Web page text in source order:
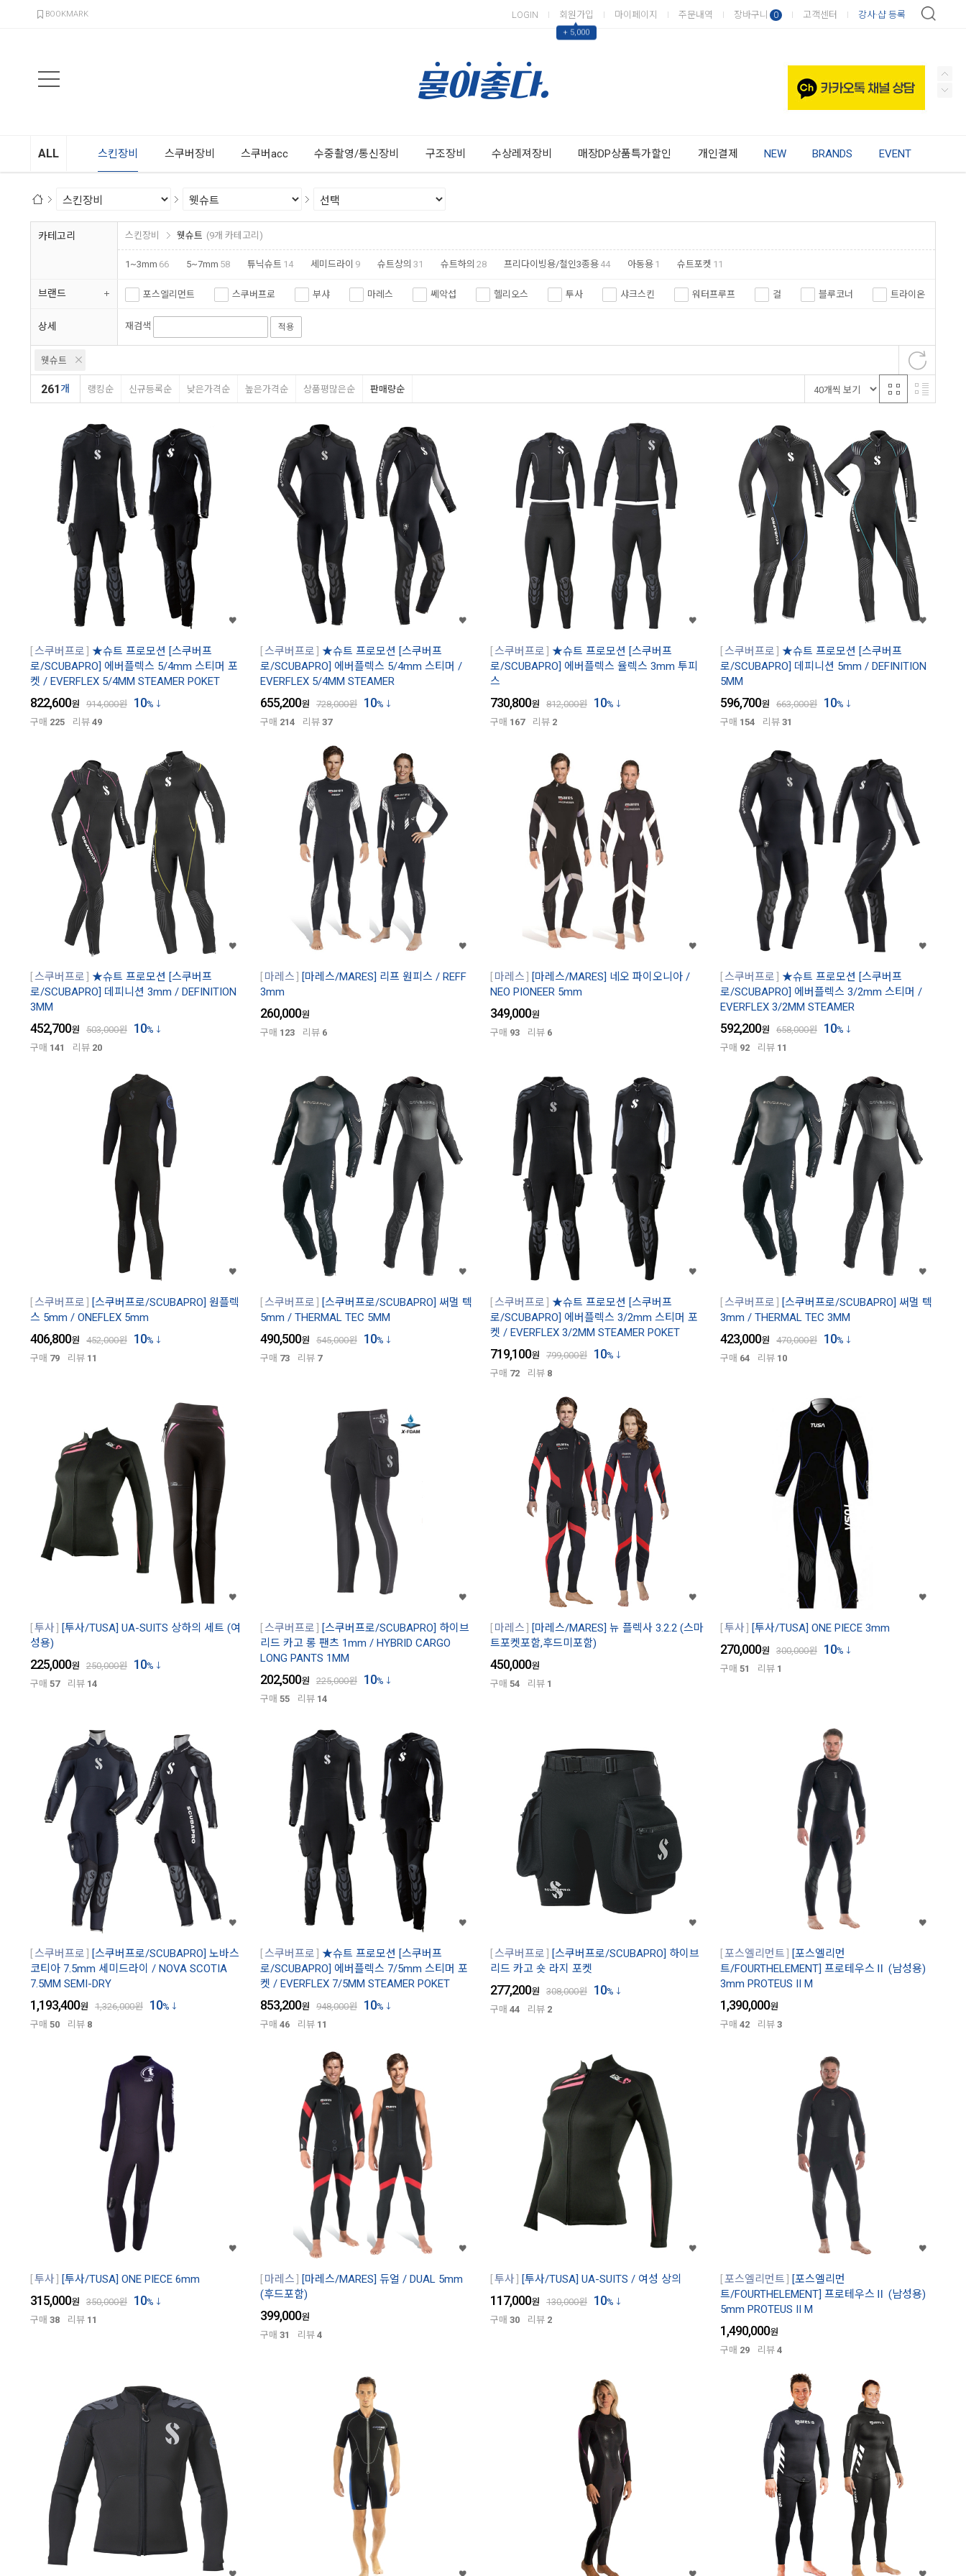
BOOKMARK LOGIN 회원가입
▲
+ 5,000
마이페이지 주문내역 장바구니 0 고객센터 강사·샵 등록
ALL 스킨장비 스쿠버장비 스쿠버acc 수중촬영/통신장비 구조장비 수상레져장비 매장DP상품특가할인 개인결제 NEW BRANDS EVENT
카테고리 스킨장비 웻슈트 (9개 카테고리)
1~3mm 66 5~7mm 58 튜닉슈트 14 세미드라이 9 슈트상의 31 슈트하의 28 프리다이빙용/철인3종용 44 아동용 1 슈트포켓 11
브랜드 포스엘리먼트 스쿠버프로 부샤 마레스 쎄악섭 헬리오스 투사 샤크스킨 워터프루프 걸 블루코너 트라이온
크레시섭 오션테그 아르곤
타이푼 아쿠아나 딥씨
상세 재검색 적용
웻슈트
261개 랭킹순 신규등록순 낮은가격순 높은가격순 상품평많은순 판매량순
스쿠버프로
★슈트 프로모션 [스쿠버프
로/SCUBAPRO] 에버플렉스 5/4mm 스티머 포
켓 / EVERFLEX 5/4MM STEAMER POKET
822,600원 914,000원 10%
구매 225 리뷰 49
스쿠버프로
★슈트 프로모션 [스쿠버프
로/SCUBAPRO] 에버플렉스 5/4mm 스티머 /
EVERFLEX 5/4MM STEAMER
655,200원 728,000원 10%
구매 214 리뷰 37
스쿠버프로
★슈트 프로모션 [스쿠버프
로/SCUBAPRO] 에버플렉스 율렉스 3mm 투피
스
730,800원 812,000원 10%
구매 167 리뷰 2
스쿠버프로
★슈트 프로모션 [스쿠버프
로/SCUBAPRO] 데피니션 5mm / DEFINITION
5MM
596,700원 663,000원 10%
구매 154 리뷰 31
스쿠버프로
★슈트 프로모션 [스쿠버프
로/SCUBAPRO] 데피니션 3mm / DEFINITION
3MM
452,700원 503,000원 10%
구매 141 리뷰 20
마레스
[마레스/MARES] 리프 원피스 / REFF
3mm
260,000원
구매 123 리뷰 6
마레스
[마레스/MARES] 네오 파이오니아 /
NEO PIONEER 5mm
349,000원
구매 93 리뷰 6
스쿠버프로
★슈트 프로모션 [스쿠버프
로/SCUBAPRO] 에버플렉스 3/2mm 스티머 /
EVERFLEX 3/2MM STEAMER
592,200원 658,000원 10%
구매 92 리뷰 11
스쿠버프로
[스쿠버프로/SCUBAPRO] 원플렉
스 5mm / ONEFLEX 5mm
406,800원 452,000원 10%
구매 79 리뷰 11
스쿠버프로
[스쿠버프로/SCUBAPRO] 써멀 텍
5mm / THERMAL TEC 5MM
490,500원 545,000원 10%
구매 73 리뷰 7
스쿠버프로
★슈트 프로모션 [스쿠버프
로/SCUBAPRO] 에버플렉스 3/2mm 스티머 포
켓 / EVERFLEX 3/2MM STEAMER POKET
719,100원 799,000원 10%
구매 72 리뷰 8
스쿠버프로
[스쿠버프로/SCUBAPRO] 써멀 텍
3mm / THERMAL TEC 3MM
423,000원 470,000원 10%
구매 64 리뷰 10
투사
[투사/TUSA] UA-SUITS 상하의 세트 (여
성용)
225,000원 250,000원 10%
구매 57 리뷰 14
스쿠버프로
[스쿠버프로/SCUBAPRO] 하이브
리드 카고 롱 팬츠 1mm / HYBRID CARGO
LONG PANTS 1MM
202,500원 225,000원 10%
구매 55 리뷰 14
마레스
[마레스/MARES] 뉴 플렉사 3.2.2 (스마
트포켓포함,후드미포함)
450,000원
구매 54 리뷰 1
투사 [투사/TUSA] ONE PIECE 3mm
270,000원 300,000원 10%
구매 51 리뷰 1
스쿠버프로
[스쿠버프로/SCUBAPRO] 노바스
코티아 7.5mm 세미드라이 / NOVA SCOTIA
7.5MM SEMI-DRY
1,193,400원 1,326,000원 10%
구매 50 리뷰 8
스쿠버프로
★슈트 프로모션 [스쿠버프
로/SCUBAPRO] 에버플렉스 7/5mm 스티머 포
켓 / EVERFLEX 7/5MM STEAMER POKET
853,200원 948,000원 10%
구매 46 리뷰 11
스쿠버프로
[스쿠버프로/SCUBAPRO] 하이브
리드 카고 숏 라지 포켓
277,200원 308,000원 10%
구매 44 리뷰 2
포스엘리먼트
[포스엘리먼
트/FOURTHELEMENT] 프로테우스Ⅱ (남성용)
3mm PROTEUS II M
1,390,000원
구매 42 리뷰 3
투사 [투사/TUSA] ONE PIECE 6mm
315,000원 350,000원 10%
구매 38 리뷰 11
마레스
[마레스/MARES] 듀얼 / DUAL 5mm
(후드포함)
399,000원
구매 31 리뷰 4
투사 [투사/TUSA] UA-SUITS / 여성 상의
117,000원 130,000원 10%
구매 30 리뷰 2
포스엘리먼트
[포스엘리먼
트/FOURTHELEMENT] 프로테우스Ⅱ (남성용)
5mm PROTEUS II M
1,490,000원
구매 29 리뷰 4